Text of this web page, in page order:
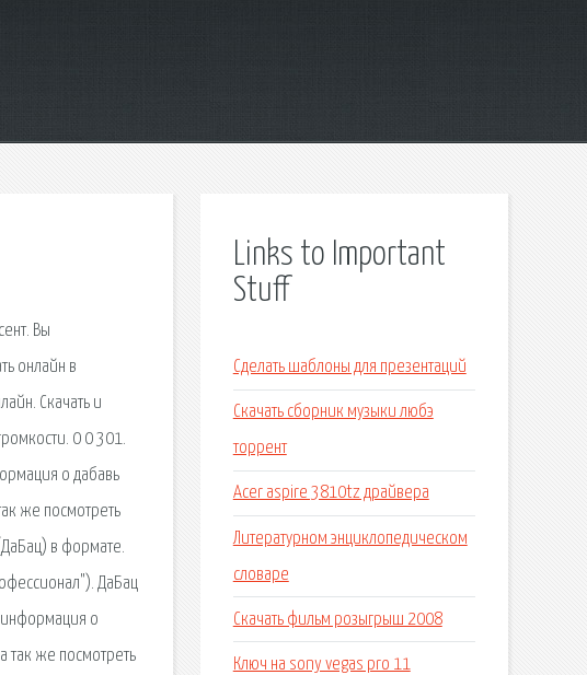
Вы
онлайн в
Скачать и
0 0 301.
о дабавь
же посмотреть
в формате.
ДаБац
информация о
так же посмотреть
Links to Important
Stuff
Сделать шаблоны для презентаций
Скачать сборник музыки любэ
торрент
Acer aspire 3810tz драйвера
Литературном энциклопедическом
словаре
Скачать фильм розыгрыш 2008
Ключ на sony vegas pro 11